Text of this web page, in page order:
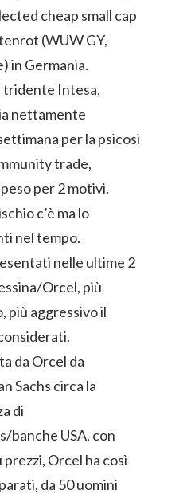
cheap small cap
(WUW GY,
in Germania.
tridente Intesa,
nettamente
per la psicosi
trade,
per 2 motivi.
c’è ma lo
nel tempo.
nelle ultime 2
Orcel, più
più aggressivo il
da Orcel da
Sachs circa la
di
USA, con
Orcel ha così
da 50 uomini